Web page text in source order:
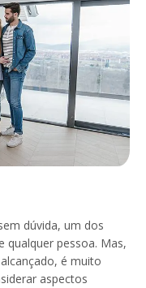
dúvida, um dos
qualquer pessoa. Mas,
é muito
aspectos